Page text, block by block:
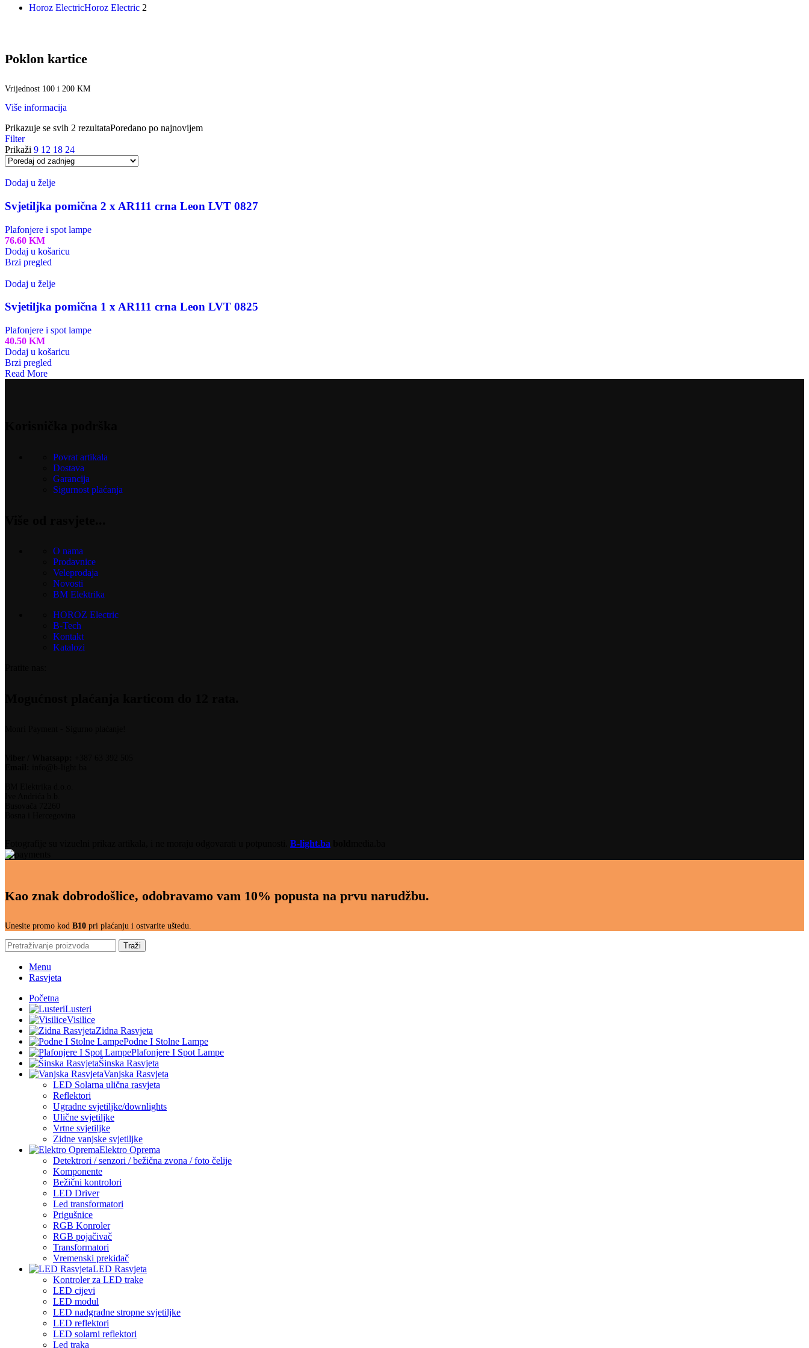
Horoz ElectricHoroz Electric 2
Poklon kartice
Vrijednost 100 i 200 KM
Više informacija
Prikazuje se svih 2 rezultataPoredano po najnovijem
Filter
Prikaži 9 12 18 24
Dodaj u želje
Svjetiljka pomična 2 x AR111 crna Leon LVT 0827
Plafonjere i spot lampe
76.60 KM
Dodaj u košaricu
Brzi pregled
Dodaj u želje
Svjetiljka pomična 1 x AR111 crna Leon LVT 0825
Plafonjere i spot lampe
40.50 KM
Dodaj u košaricu
Brzi pregled
Read More
Povrat artikala
Dostava
Garancija
Sigurnost plaćanja
O nama
Prodavnice
Veleprodaja
Novosti
BM Elektrika
HOROZ Electric
B-Tech
Kontakt
Katalozi
B-light.ba
Kao znak dobrodošlice, odobravamo vam 10% popusta na prvu narudžbu.
Unesite promo kod B10 pri plaćanju i ostvarite uštedu.
Traži
Menu
Rasvjeta
Početna
Lusteri
Visilice
Zidna Rasvjeta
Podne I Stolne Lampe
Plafonjere I Spot Lampe
Šinska Rasvjeta
Vanjska Rasvjeta
LED Solarna ulična rasvjeta
Reflektori
Ugradne svjetiljke/downlights
Ulične svjetiljke
Vrtne svjetiljke
Zidne vanjske svjetiljke
Elektro Oprema
Detektrori / senzori / bežična zvona / foto čelije
Komponente
Bežični kontrolori
LED Driver
Led transformatori
Prigušnice
RGB Konroler
RGB pojačivač
Transformatori
Vremenski prekidač
LED Rasvjeta
Kontroler za LED trake
LED cijevi
LED modul
LED nadgradne stropne svjetiljke
LED reflektori
LED solarni reflektori
Led traka